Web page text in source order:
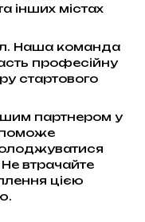
інших містах
Наша команда
професійну
стартового
партнером у
втрачайте
цією